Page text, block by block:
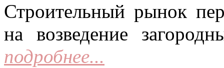
Строительный рынок
на возведение
подробнее...